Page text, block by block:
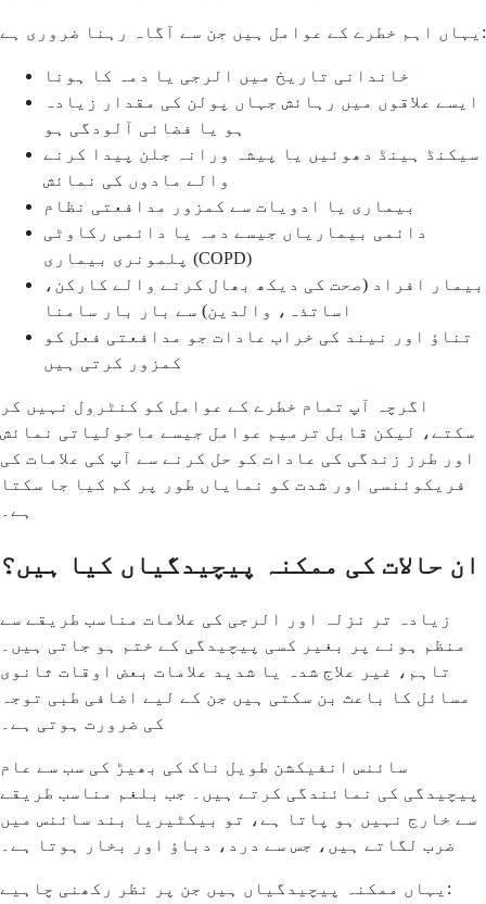
یہاں اہم خطرے کے عوامل ہیں جن سے آگاہ رہنا ضروری ہے:
خاندانی تاریخ میں الرجی یا دمہ کا ہونا
ایسے علاقوں میں رہائش جہاں پولن کی مقدار زیادہ
ہو یا فضائی آلودگی ہو
سیکنڈ ہینڈ دھوئیں یا پیشہ ورانہ جلن پیدا کرنے
والے مادوں کی نمائش
بیماری یا ادویات سے کمزور مدافعتی نظام
دائمی بیماریاں جیسے دمہ یا دائمی رکاوٹی
پلمونری بیماری (COPD)
بیمار افراد (صحت کی دیکھ بھال کرنے والے کارکن،
اساتذہ، والدین) سے بار بار سامنا
تناؤ اور نیند کی خراب عادات جو مدافعتی فعل کو
کمزور کرتی ہیں
اگرچہ آپ تمام خطرے کے عوامل کو کنٹرول نہیں کر
سکتے، لیکن قابل ترمیم عوامل جیسے ماحولیاتی نمائش
اور طرز زندگی کی عادات کو حل کرنے سے آپ کی علامات کی
فریکوئنسی اور شدت کو نمایاں طور پر کم کیا جا سکتا
ہے۔
ان حالات کی ممکنہ پیچیدگیاں کیا ہیں؟
زیادہ تر نزلہ اور الرجی کی علامات مناسب طریقے سے
منظم ہونے پر بغیر کسی پیچیدگی کے ختم ہو جاتی ہیں۔
تاہم، غیر علاج شدہ یا شدید علامات بعض اوقات ثانوی
مسائل کا باعث بن سکتی ہیں جن کے لیے اضافی طبی توجہ
کی ضرورت ہوتی ہے۔
سائنس انفیکشن طویل ناک کی بھیڑ کی سب سے عام
پیچیدگی کی نمائندگی کرتے ہیں۔ جب بلغم مناسب طریقے
سے خارج نہیں ہو پاتا ہے، تو بیکٹیریا بند سائنس میں
ضرب لگاتے ہیں، جس سے درد، دباؤ اور بخار ہوتا ہے۔
یہاں ممکنہ پیچیدگیاں ہیں جن پر نظر رکھنی چاہیے: